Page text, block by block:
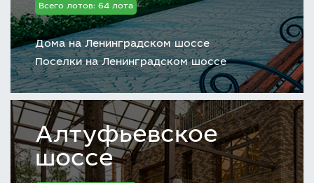
Всего лотов: 64 лота
Дома на Ленинградском шоссе
Поселки на Ленинградском шоссе
Алтуфьевское
шоссе